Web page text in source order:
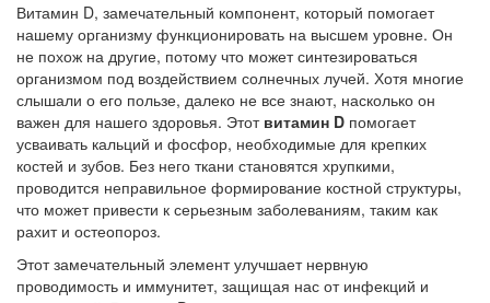
Витамин D, замечательный компонент, который помогает
нашему организму функционировать на высшем уровне. Он
не похож на другие, потому что может синтезироваться
организмом под воздействием солнечных лучей. Хотя многие
слышали о его пользе, далеко не все знают, насколько он
важен для нашего здоровья. Этот витамин D помогает
усваивать кальций и фосфор, необходимые для крепких
костей и зубов. Без него ткани становятся хрупкими,
проводится неправильное формирование костной структуры,
что может привести к серьезным заболеваниям, таким как
рахит и остеопороз.
Этот замечательный элемент улучшает нервную
проводимость и иммунитет, защищая нас от инфекций и